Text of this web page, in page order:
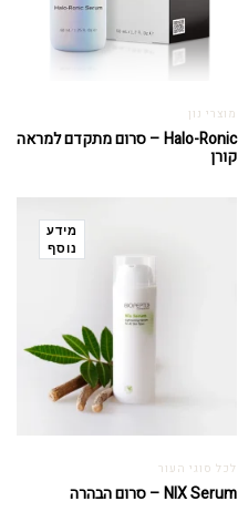
מוצרי נון
Halo-Ronic – סרום מתקדם למראה
קורן
מידע
נוסף
לכל סוגי העור
NIX Serum – סרום הבהרה